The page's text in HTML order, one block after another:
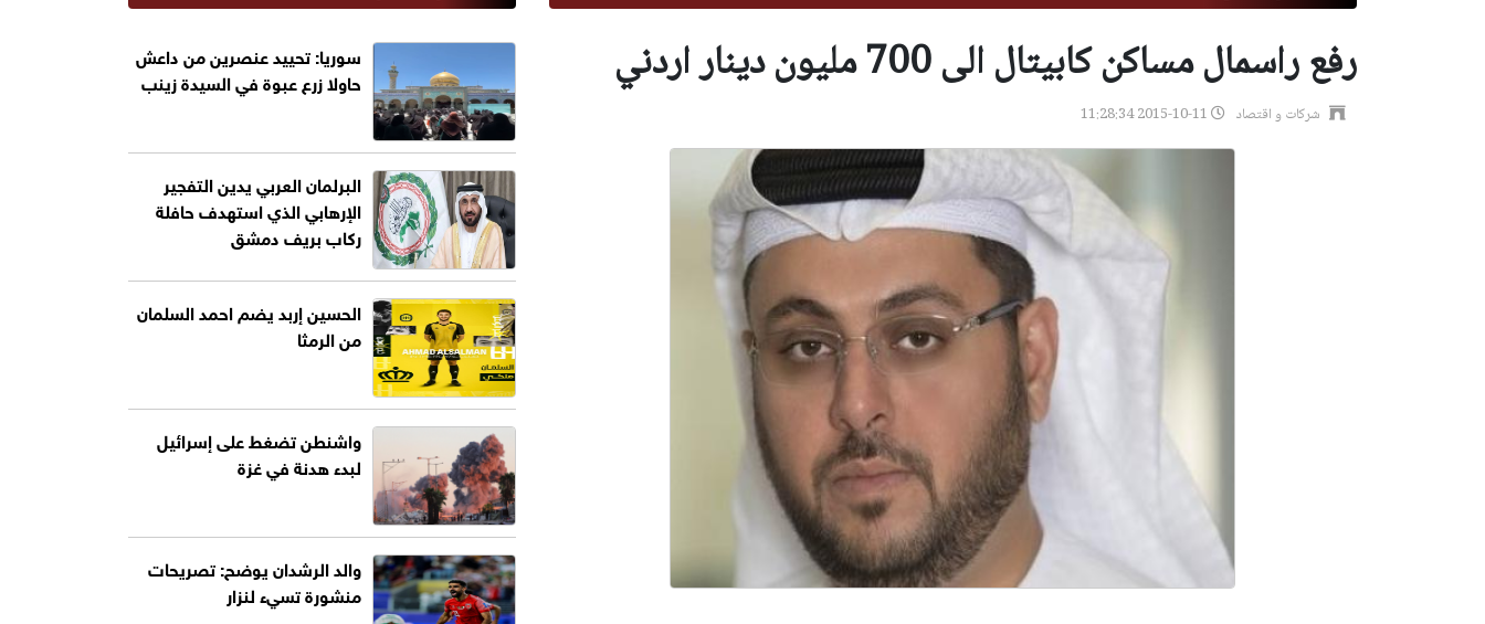
رفع راسمال مساكن كابيتال الى 700 مليون دينار اردني
شركات و اقتصاد 2015-10-11 11:28:34
سوريا: تحييد عنصرين من داعش
حاولا زرع عبوة في السيدة زينب
البرلمان العربي يدين التفجير
الإرهابي الذي استهدف حافلة
ركاب بريف دمشق
الحسين إربد يضم احمد السلمان
من الرمثا
واشنطن تضغط على إسرائيل
لبدء هدنة في غزة
والد الرشدان يوضح: تصريحات
منشورة تسيء لنزار